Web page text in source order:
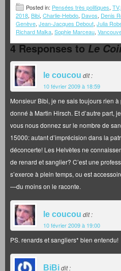
Posted in: Pensées très politiques,
2018, Bibi, Charlie-Hebdo, Davos, Denis
Genève, Jean-Jacques Debout, Julia
Richard Malka, Sophie Marceau,
4 Responses toLe
le coucou dit :
10 février 2009 à 18:59
Monsieur Bibi, je ne sais toujours rien
donné à Martin Hirsch. Et d’autre part,
vous nous donnez sur le nombre de
15000: autant d’imprécision dans la
déconcerte! Les Helvètes ne
de renard et sanglier? C’est une
s’exerce à plein temps, ou est
—du moins on le raconte.
le coucou dit :
10 février 2009 à 19:00
PS. renards et sangliers* bien entendu!
BiBidit :